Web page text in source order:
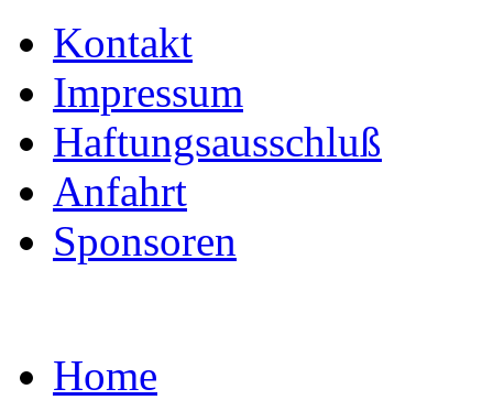
Kontakt
Impressum
Haftungsausschluß
Anfahrt
Sponsoren
Home